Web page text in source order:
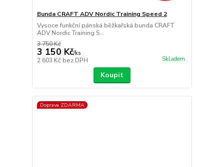
Bunda CRAFT ADV Nordic Training Speed 2
Vysoce funkční pánská běžkařská bunda CRAFT
ADV Nordic Training S...
3 750 Kč
3 150 Kč/ks
2 603 Kč bez DPH Skladem
Koupit
Doprava ZDARMA